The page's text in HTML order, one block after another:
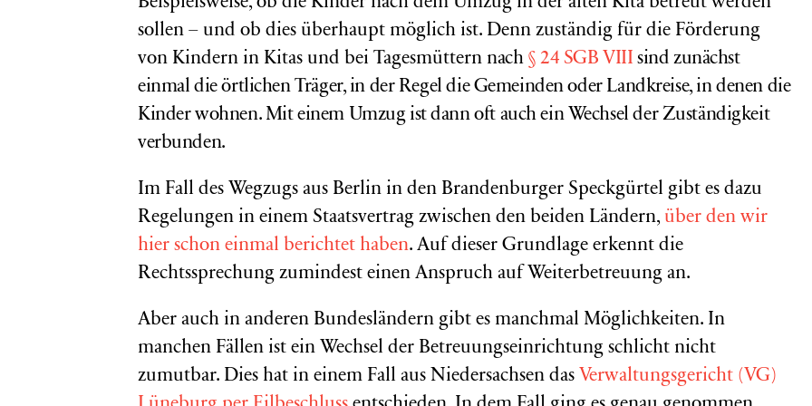
sollen – und ob dies überhaupt möglich ist. Denn zuständig für die Förderung
von Kindern in Kitas und bei Tagesmüttern nach § 24 SGB VIII sind zunächst
einmal die örtlichen Träger, in der Regel die Gemeinden oder Landkreise, in denen die
Kinder wohnen. Mit einem Umzug ist dann oft auch ein Wechsel der Zuständigkeit
verbunden.
Im Fall des Wegzugs aus Berlin in den Brandenburger Speckgürtel gibt es dazu
Regelungen in einem Staatsvertrag zwischen den beiden Ländern, über den wir
hier schon einmal berichtet haben. Auf dieser Grundlage erkennt die
Rechtssprechung zumindest einen Anspruch auf Weiterbetreuung an.
Aber auch in anderen Bundesländern gibt es manchmal Möglichkeiten. In
manchen Fällen ist ein Wechsel der Betreuungseinrichtung schlicht nicht
zumutbar. Dies hat in einem Fall aus Niedersachsen das Verwaltungsgericht (VG)